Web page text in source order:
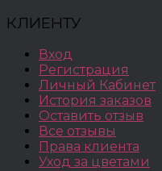
КЛИЕНТУ
Вход
Регистрация
Личный Кабинет
История заказов
Оставить отзыв
Все отзывы
Права клиента
Уход за цветами